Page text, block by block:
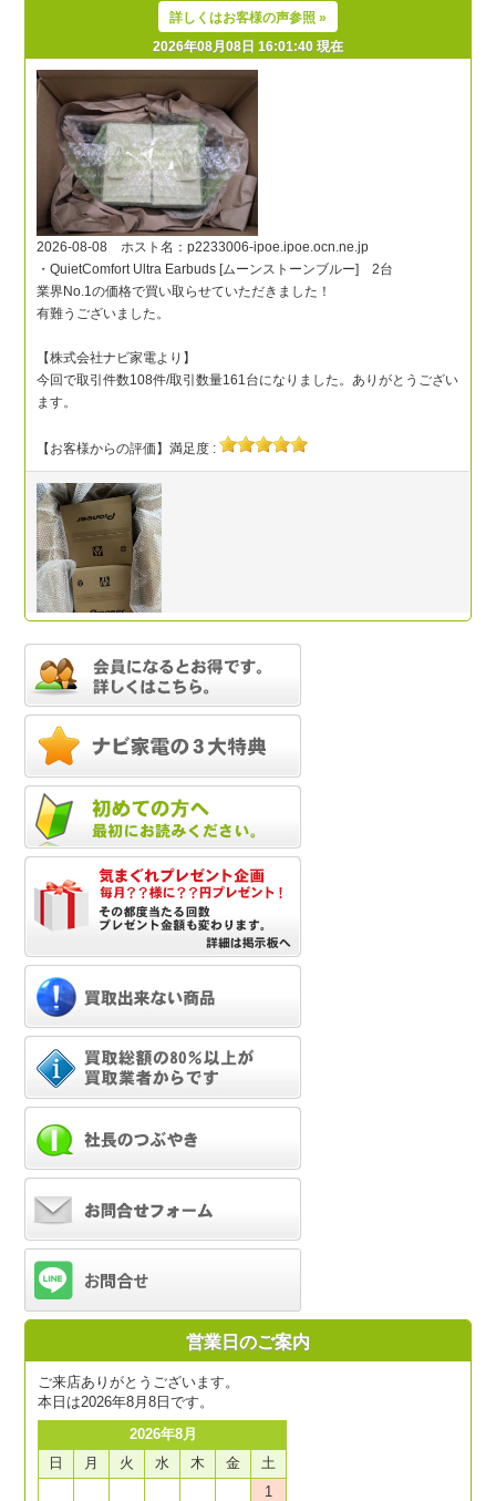
詳しくはお客様の声参照 »
2026年08月08日 16:01:40 現在
営業日のご案内
ご来店ありがとうございます。
本日は2026年8月8日です。
2026年8月
日
月 火 水 木 金
土
1